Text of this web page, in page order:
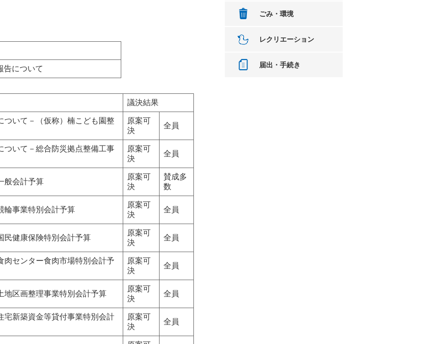
告について
議決結果
ついて－（仮称）楠こども園整
原案可
決
全員
ついて－総合防災拠点整備工事
原案可
決
全員
般会計予算
原案可
決
賛成多
数
輪事業特別会計予算
原案可
決
全員
民健康保険特別会計予算
原案可
決
全員
肉センター食肉市場特別会計予
原案可
決
全員
地区画整理事業特別会計予算
原案可
決
全員
宅新築資金等貸付事業特別会計
原案可
決
全員
ごみ・環境
レクリエーション
届出・手続き